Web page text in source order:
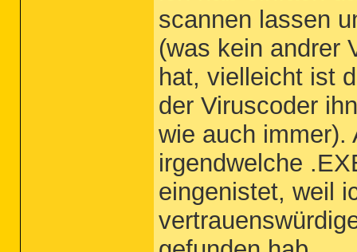
scannen lassen
(was kein andrer
hat, vielleicht ist
der Viruscoder
wie auch immer).
irgendwelche
eingenistet, weil